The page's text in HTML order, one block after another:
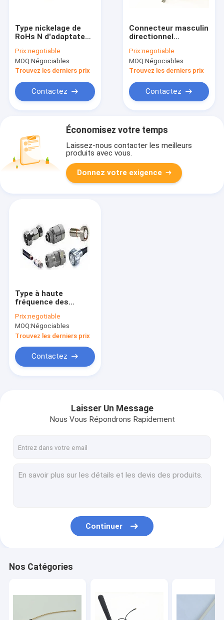
Accueil
Type nickelage de
RoHs N d'adaptateur
223 des connecteurs
coaxiaux 75 de rf
Prix:negotiable
MOQ:Négociables
Trouvez les derniers prix
Contactez
Connecteur masculin
directionnel
de l'antenne SMA
d'Omni 4g Lte avec le
câble de RG 174 1.5M
Prix:negotiable
MOQ:Négociables
Trouvez les derniers prix
Contactez
Économisez votre temps
Laissez-nous contacter les meilleurs
produits avec vous.
Donnez votre exigence
Type à haute
fréquence des
coaxiaux N de
l'argent rf pour la
ligne de conducteur
câble
Prix:negotiable
MOQ:Négociables
Trouvez les derniers prix
Contactez
Laisser Un Message
Nous Vous Répondrons Rapidement
Continuer
Nos Catégories